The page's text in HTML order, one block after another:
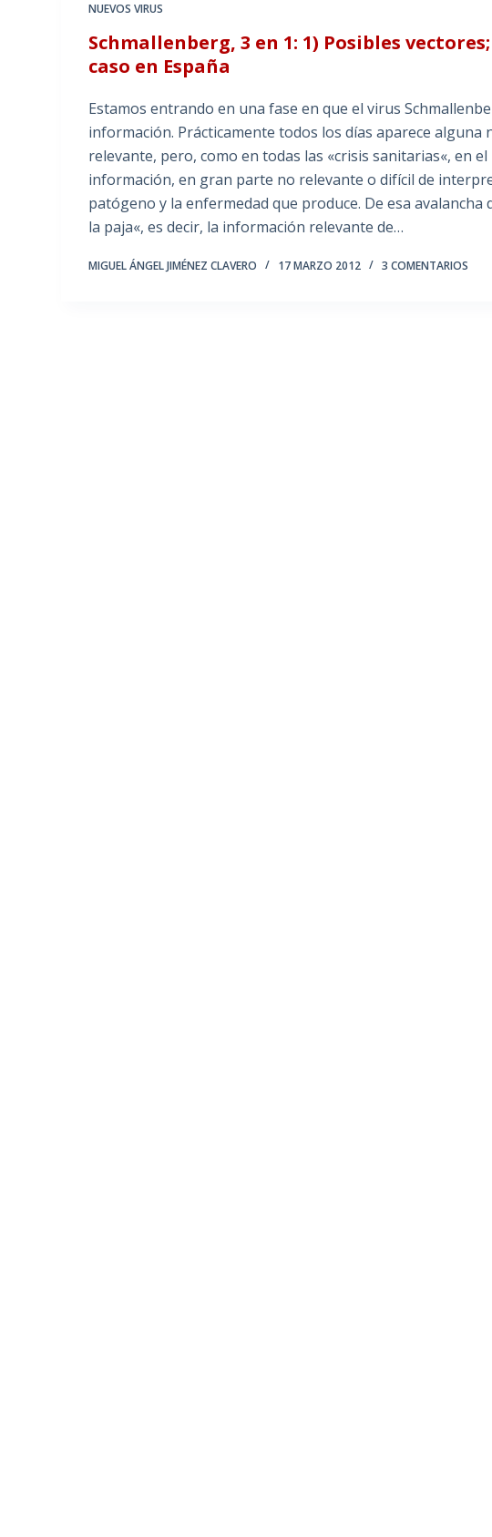
NUEVOS VIRUS
Schmallenberg, 3 en 1: 1) Posibles
caso en España
Estamos entrando en una fase en que el virus
información. Prácticamente todos los días aparece alguna
relevante, pero, como en todas las «crisis sanitarias«, en
información, en gran parte no relevante o difícil de
patógeno y la enfermedad que produce. De esa
la paja«, es decir, la información relevante de…
MIGUEL ÁNGEL JIMÉNEZ CLAVERO 17 MARZO 2012 3 COMENTARIOS